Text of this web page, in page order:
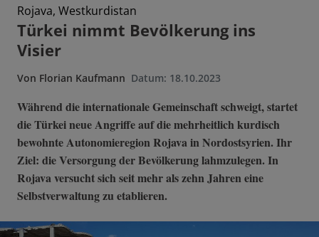
vorlesen
Rojava, Westkurdistan
Türkei nimmt Bevölkerung ins
Visier
Von Florian Kaufmann Datum: 18.10.2023
Während die internationale Gemeinschaft schweigt, startet
die Türkei neue Angriffe auf die mehrheitlich kurdisch
bewohnte Autonomieregion Rojava in Nordostsyrien. Ihr
Ziel: die Versorgung der Bevölkerung lahmzulegen. In
Rojava versucht sich seit mehr als zehn Jahren eine
Selbstverwaltung zu etablieren.